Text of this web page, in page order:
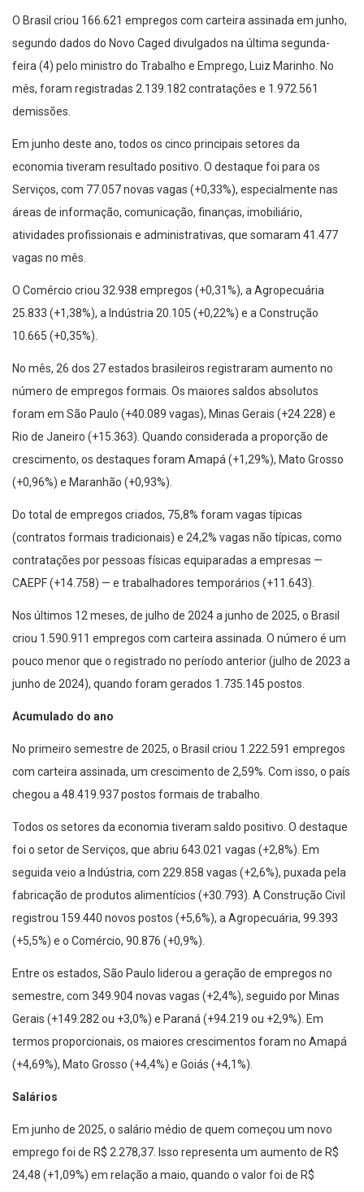
O Brasil criou 166.621 empregos com carteira assinada em junho,
segundo dados do Novo Caged divulgados na última segunda-
feira (4) pelo ministro do Trabalho e Emprego, Luiz Marinho. No
mês, foram registradas 2.139.182 contratações e 1.972.561
demissões.
Em junho deste ano, todos os cinco principais setores da
economia tiveram resultado positivo. O destaque foi para os
Serviços, com 77.057 novas vagas (+0,33%), especialmente nas
áreas de informação, comunicação, finanças, imobiliário,
atividades profissionais e administrativas, que somaram 41.477
vagas no mês.
O Comércio criou 32.938 empregos (+0,31%), a Agropecuária
25.833 (+1,38%), a Indústria 20.105 (+0,22%) e a Construção
10.665 (+0,35%).
No mês, 26 dos 27 estados brasileiros registraram aumento no
número de empregos formais. Os maiores saldos absolutos
foram em São Paulo (+40.089 vagas), Minas Gerais (+24.228) e
Rio de Janeiro (+15.363). Quando considerada a proporção de
crescimento, os destaques foram Amapá (+1,29%), Mato Grosso
(+0,96%) e Maranhão (+0,93%).
Do total de empregos criados, 75,8% foram vagas típicas
(contratos formais tradicionais) e 24,2% vagas não típicas, como
contratações por pessoas físicas equiparadas a empresas —
CAEPF (+14.758) — e trabalhadores temporários (+11.643).
Nos últimos 12 meses, de julho de 2024 a junho de 2025, o Brasil
criou 1.590.911 empregos com carteira assinada. O número é um
pouco menor que o registrado no período anterior (julho de 2023 a
junho de 2024), quando foram gerados 1.735.145 postos.
Acumulado do ano
No primeiro semestre de 2025, o Brasil criou 1.222.591 empregos
com carteira assinada, um crescimento de 2,59%. Com isso, o país
chegou a 48.419.937 postos formais de trabalho.
Todos os setores da economia tiveram saldo positivo. O destaque
foi o setor de Serviços, que abriu 643.021 vagas (+2,8%). Em
seguida veio a Indústria, com 229.858 vagas (+2,6%), puxada pela
fabricação de produtos alimentícios (+30.793). A Construção Civil
registrou 159.440 novos postos (+5,6%), a Agropecuária, 99.393
(+5,5%) e o Comércio, 90.876 (+0,9%).
Entre os estados, São Paulo liderou a geração de empregos no
semestre, com 349.904 novas vagas (+2,4%), seguido por Minas
Gerais (+149.282 ou +3,0%) e Paraná (+94.219 ou +2,9%). Em
termos proporcionais, os maiores crescimentos foram no Amapá
(+4,69%), Mato Grosso (+4,4%) e Goiás (+4,1%).
Salários
Em junho de 2025, o salário médio de quem começou um novo
emprego foi de R$ 2.278,37. Isso representa um aumento de R$
24,48 (+1,09%) em relação a maio, quando o valor foi de R$